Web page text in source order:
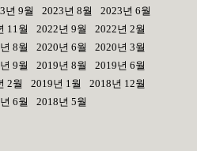
년 9월 2023년 8월
2023년 6월
11월 2022년 9월
2022년 2월
8월 2020년 6월
2020년 3월
9월 2019년 8월
2019년 6월
2월 2019년 1월
2018년 12월
6월 2018년 5월